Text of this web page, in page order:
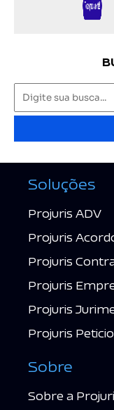
Soluções
Projuris ADV
Projuris
Projuris
Projuris
Projuris
Projuris
Sobre
Sobre a